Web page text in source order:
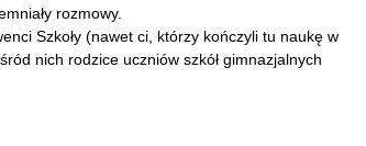
rozmowy.
Szkoły (nawet ci, którzy kończyli tu naukę w
nich rodzice uczniów szkół gimnazjalnych